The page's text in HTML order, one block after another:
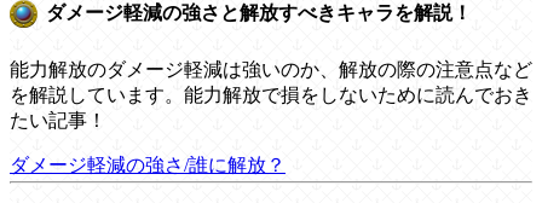
ダメージ軽減の強さと解放すべきキャラを解説！
能力解放のダメージ軽減は強いのか、解放の際の注意点など
を解説しています。能力解放で損をしないために読んでおき
たい記事！
ダメージ軽減の強さ/誰に解放？